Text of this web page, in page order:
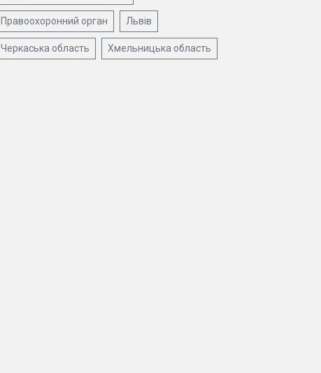
Правоохоронний орган Львів
Черкаська область Хмельницька область